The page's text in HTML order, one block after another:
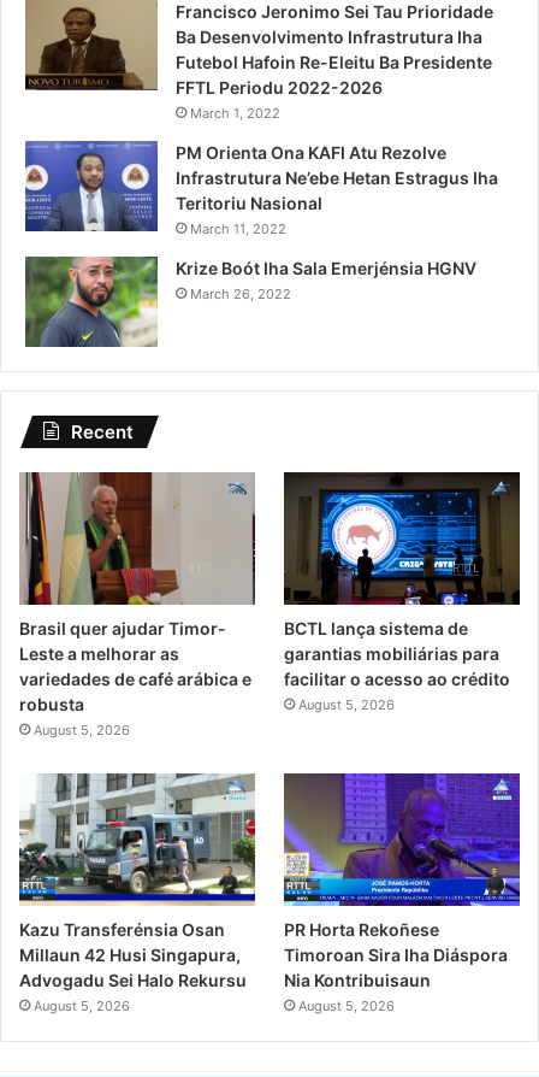
Francisco Jeronimo Sei Tau Prioridade
Ba Desenvolvimento Infrastrutura Iha
Futebol Hafoin Re-Eleitu Ba Presidente
FFTL Periodu 2022-2026
March 1, 2022
PM Orienta Ona KAFI Atu Rezolve
Infrastrutura Ne’ebe Hetan Estragus Iha
Teritoriu Nasional
March 11, 2022
Krize Boót Iha Sala Emerjénsia HGNV
March 26, 2022
Recent
Brasil quer ajudar Timor-
Leste a melhorar as
variedades de café arábica e
robusta
August 5, 2026
BCTL lança sistema de
garantias mobiliárias para
facilitar o acesso ao crédito
August 5, 2026
Kazu Transferénsia Osan
Millaun 42 Husi Singapura,
Advogadu Sei Halo Rekursu
August 5, 2026
PR Horta Rekoñese
Timoroan Sira Iha Diáspora
Nia Kontribuisaun
August 5, 2026